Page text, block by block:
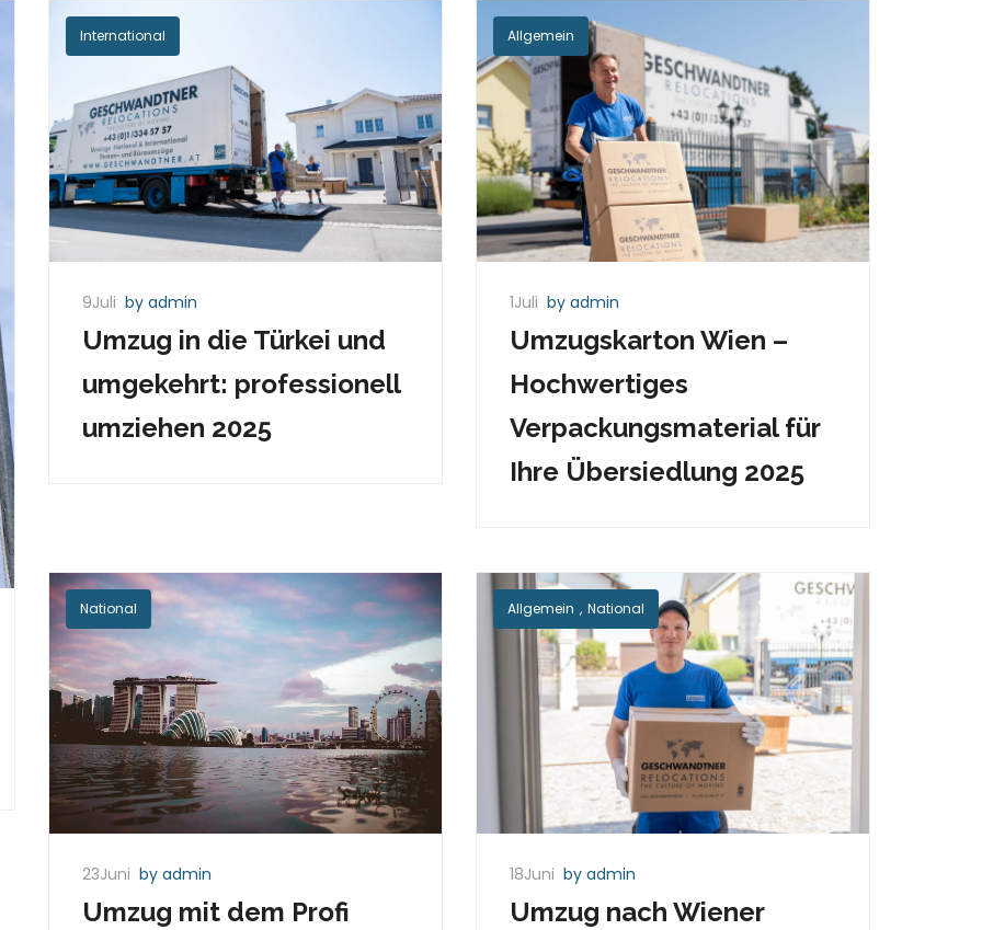
International
9Juli by admin
Umzug in die Türkei und
umgekehrt: professionell
umziehen 2025
Allgemein
1Juli by admin
Umzugskarton Wien –
Hochwertiges
Verpackungsmaterial für
Ihre Übersiedlung 2025
National
23Juni by admin
Umzug mit dem Profi
Allgemein , National
18Juni by admin
Umzug nach Wiener